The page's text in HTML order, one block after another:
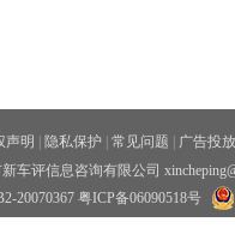
声明 隐私保护 常见问题
广告投放
车评信息咨询有限公司
20070367 粤ICP备06090518号